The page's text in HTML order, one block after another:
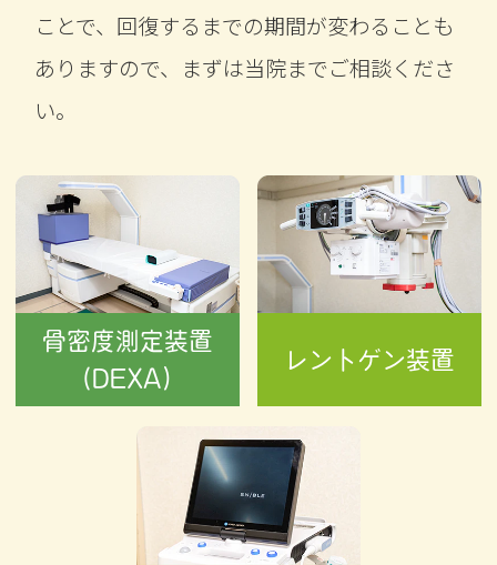
ことで、回復するまでの期間が変わることも
ありますので、まずは当院までご相談くださ
い。
骨密度測定装置
(DEXA)
レントゲン装置